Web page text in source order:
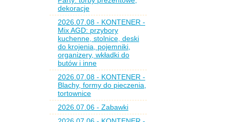
dekoracje
2026.07.08 - KONTENER -
Mix AGD: przybory
kuchenne, stolnice, deski
do krojenia, pojemniki,
organizery, wkładki do
butów i inne
2026.07.08 - KONTENER -
Blachy, formy do pieczenia,
tortownice
2026.07.06 - Zabawki